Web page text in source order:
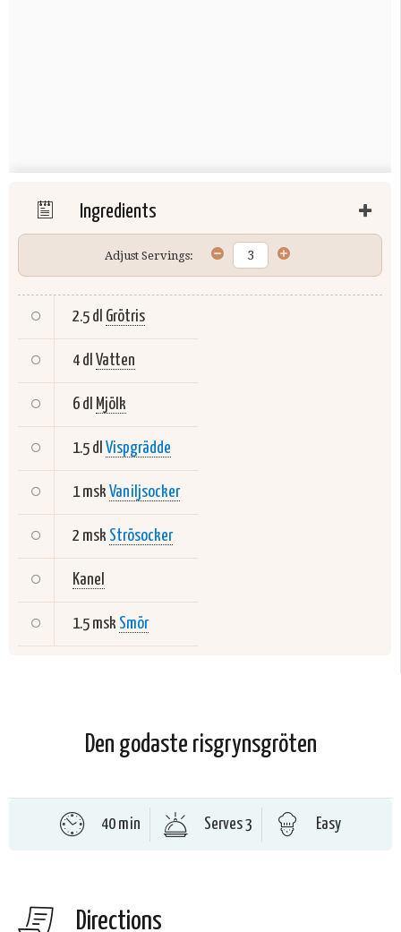
Ingredients
Adjust Servings:
2.5 dl Grötris
4 dl Vatten
6 dl Mjölk
1.5 dl Vispgrädde
1 msk Vaniljsocker
2 msk Strösocker
Kanel
1.5 msk Smör
Den godaste risgrynsgröten
40 min Serves 3 Easy
Directions